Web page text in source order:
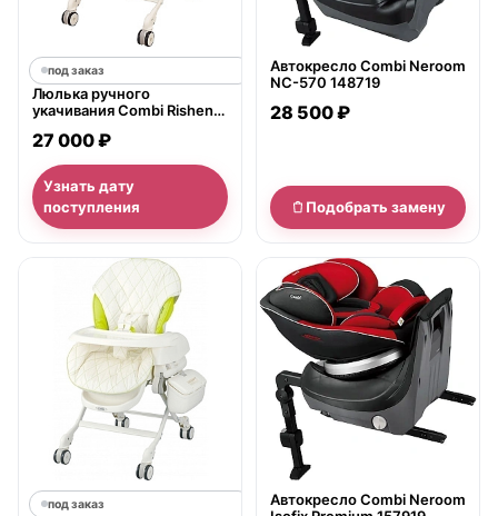
под заказ
Люлька ручного
укачивания Combi Rishena
27 000 ₽
Узнать дату
поступления
Автокресло Combi Neroom
NC-570 148719
28 500 ₽
Подобрать замену
под заказ
нет в продаже
Автокресло Combi Neroom